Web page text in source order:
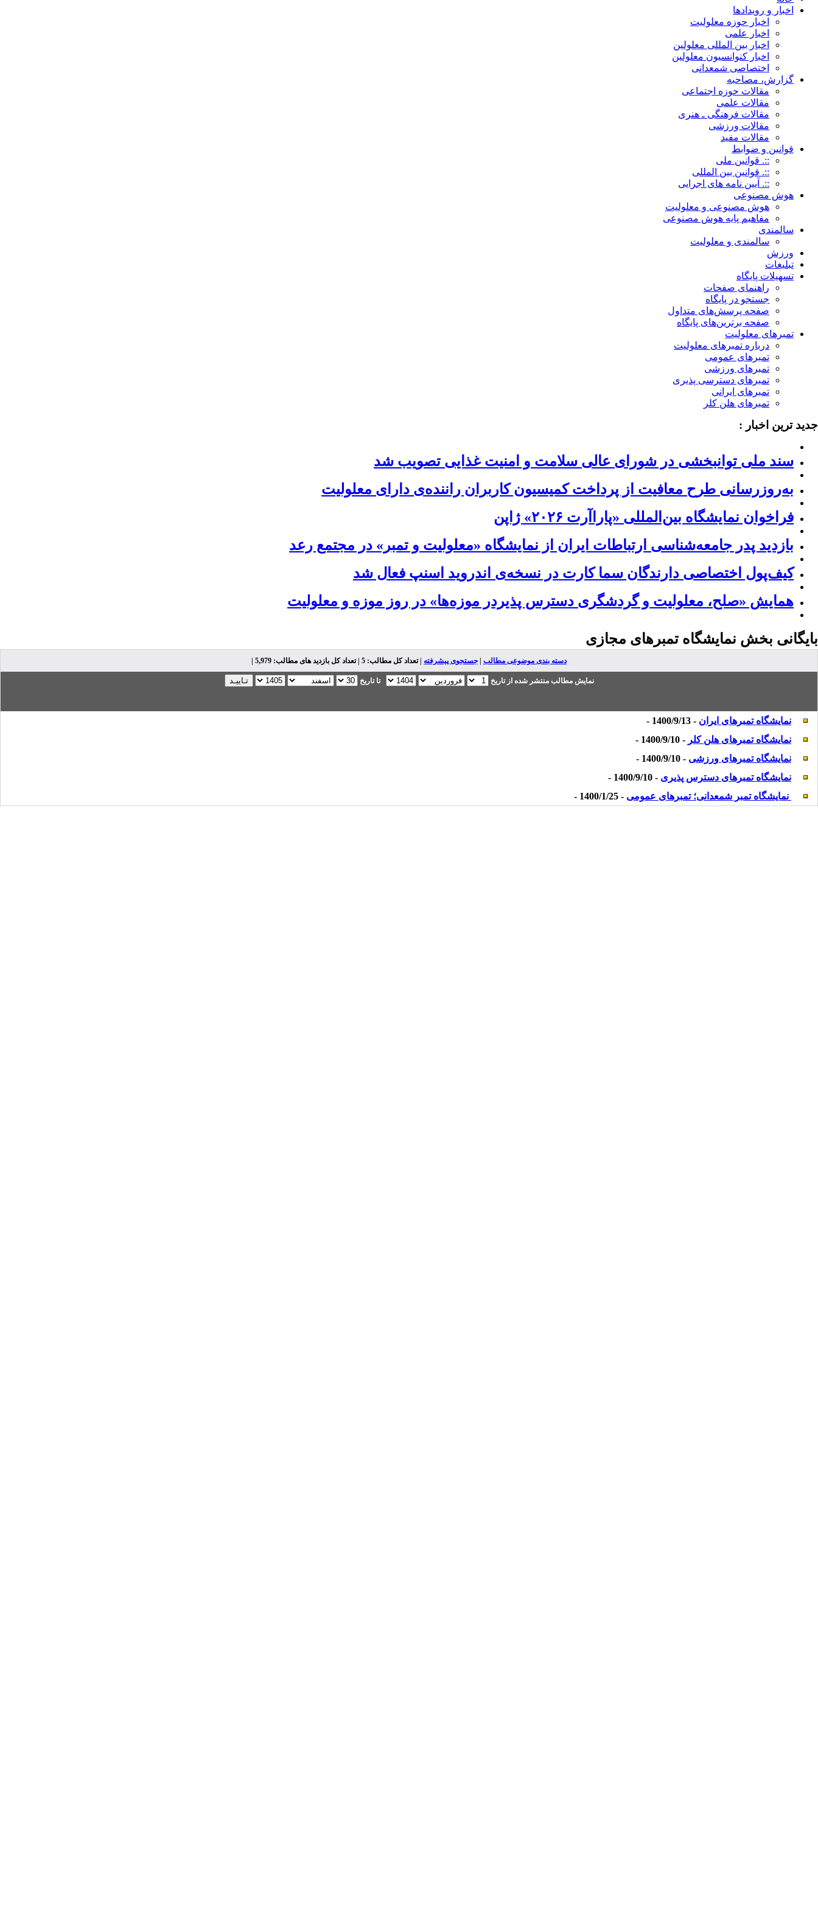
اخبار و رویدادها
اخبار حوزه معلولیت
اخبار علمی
اخبار بین المللی معلولین
اخبار کنوانسیون معلولین
اختصاصی شمعدانی
گزارش، مصاحبه
مقالات حوزه اجتماعی
مقالات علمی
مقالات فرهنگی ـ هنری
مقالات ورزشی
مقالات مفید
قوانین و ضوابط
::. قوانین ملی
::. قوانین بین المللی
::. آیین نامه های اجرایی
هوش مصنوعی
هوش مصنوعی و معلولیت
مفاهیم پایه هوش مصنوعی
سالمندی
سالمندی و معلولیت
ورزش
تبلیغات
تسهیلات پایگاه
راهنمای صفحات
جستجو در پایگاه
صفحه پرسش‌های متداول
صفحه برترین‌های پایگاه
تمبرهای معلولیت
درباره تمبرهای معلولیت
تمبرهای عمومی
تمبرهای ورزشی
تمبرهای دسترسی پذیری
تمبرهای ایرانی
تمبرهای هلن کلر
جدید ترین اخبار :
سند ملی توانبخشی در شورای عالی سلامت و امنیت غذایی تصویب شد
به‌روزرسانی طرح معافیت از پرداخت کمیسیون کاربران راننده‌ی دارای معلولیت
فراخوان نمایشگاه بین‌المللی «پاراآرت ۲۰۲۶» ژاپن
بازدید پدر جامعه‌شناسی ارتباطات ایران از نمایشگاه «معلولیت و تمبر» در مجتمع رعد
کیف‌پول اختصاصی دارندگان سما کارت در نسخه‌ی اندروید اسنپ فعال شد
همایش «صلح، معلولیت و گردشگری دسترس پذیردر موزه‌ها» در روز موزه و معلولیت
بایگانی بخش نمایشگاه تمبرهای مجازی
دسته بندی موضوعی مطالب جستجوی پیشرفته | تعداد کل مطالب: 5 | تعداد کل بازدید های مطالب: 5,979 |
نمایش مطالب منتشر شده از تاریخ تا تاریخ
نمایشگاه تمبرهای ایران - 1400/9/13 -
نمایشگاه تمبرهای هلن کلر - 1400/9/10 -
نمایشگاه تمبرهای ورزشی - 1400/9/10 -
نمایشگاه تمبرهای دسترس پذیری - 1400/9/10 -
نمایشگاه تمبر شمعدانی؛ تمبرهای عمومی - 1400/1/25 -